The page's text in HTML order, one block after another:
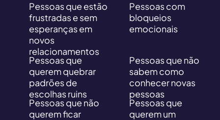
Pessoas que estão
frustradas e sem
esperanças em
novos
relacionamentos
Pessoas com
bloqueios
emocionais
Pessoas que
querem quebrar
padrões de
escolhas ruins
Pessoas que não
sabem como
conhecer novas
pessoas
Pessoas que não
querem ficar
Pessoas que
querem um